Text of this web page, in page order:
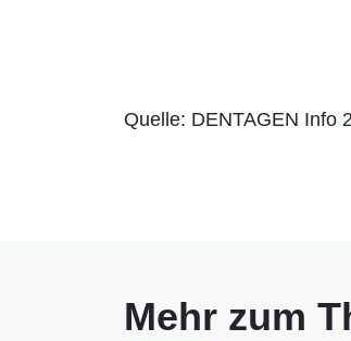
Quelle: DENTAGEN Info
Mehr zum